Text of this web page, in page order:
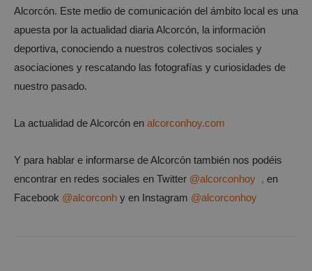
Alcorcón. Este medio de comunicación del ámbito local es una
apuesta por la actualidad diaria Alcorcón, la información
deportiva, conociendo a nuestros colectivos sociales y
asociaciones y rescatando las fotografías y curiosidades de
nuestro pasado.
La actualidad de Alcorcón en alcorconhoy.com
Y para hablar e informarse de Alcorcón también nos podéis
encontrar en redes sociales en Twitter @alcorconhoy , en
Facebook @alcorconh y en Instagram @alcorconhoy
preferencias
funcionalidad
Cookies no clasificadas